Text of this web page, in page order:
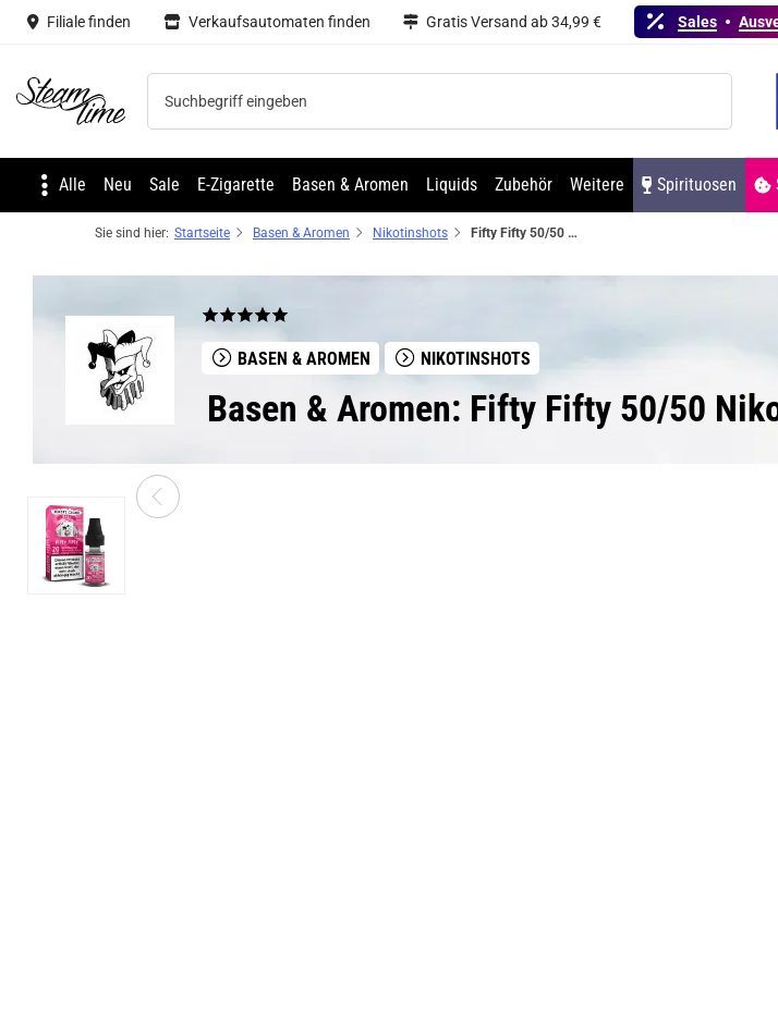
Filiale finden Verkaufsautomaten finden Gratis Versand ab 34,99 € Sales
Steam time
Alle Neu Sale E-Zigarette Basen & Aromen Liquids Zubehör Weitere Spirituosen
Sie sind hier: Startseite Basen & Aromen Nikotinshots Fifty Fifty 50/50 Nikotinsalz-Shot 10ml 20mg by Jokers Cloud
BASEN & AROMEN NIKOTINSHOTS
Basen & Aromen: Fifty Fifty 50/50